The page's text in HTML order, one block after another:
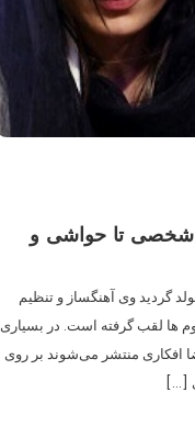
شخصی تا حواشی و
1356 در اصفهان متولد گردید وی آهنگساز و تنظیم
ها لقب گرفته است. در بسیاری
افکاری منتشر می‌شوند بر روی
[…]